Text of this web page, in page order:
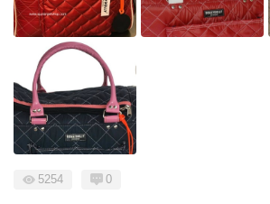
5254 0